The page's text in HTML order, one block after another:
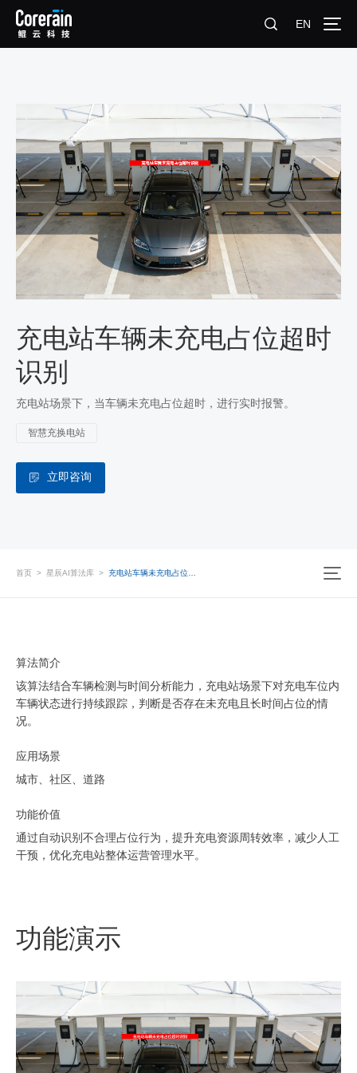
EN
充电站车辆未充电占位超时
识别
充电站场景下，当车辆未充电占位超时，进行实时报警。
智慧充换电站
立即咨询
首页 > 星辰AI算法库 >
算法简介
该算法结合车辆检测与时间分析能力，充电站场景下对充电车位内
车辆状态进行持续跟踪，判断是否存在未充电且长时间占位的情
况。
应用场景
城市、社区、道路
功能价值
通过自动识别不合理占位行为，提升充电资源周转效率，减少人工
干预，优化充电站整体运营管理水平。
功能演示